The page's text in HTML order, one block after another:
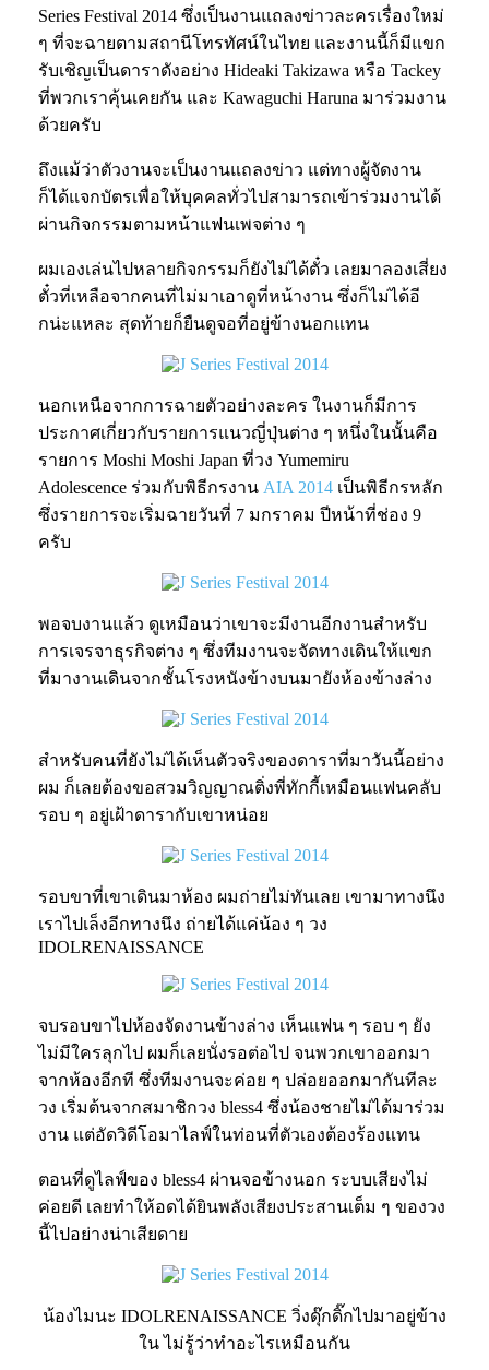
Series Festival 2014 ซึ่งเป็นงานแถลงข่าวละครเรื่องใหม่
ๆ ที่จะฉายตามสถานีโทรทัศน์ในไทย และงานนี้ก็มีแขก
รับเชิญเป็นดาราดังอย่าง Hideaki Takizawa หรือ Tackey
ที่พวกเราคุ้นเคยกัน และ Kawaguchi Haruna มาร่วมงาน
ด้วยครับ
ถึงแม้ว่าตัวงานจะเป็นงานแถลงข่าว แต่ทางผู้จัดงาน
ก็ได้แจกบัตรเพื่อให้บุคคลทั่วไปสามารถเข้าร่วมงานได้
ผ่านกิจกรรมตามหน้าแฟนเพจต่าง ๆ
ผมเองเล่นไปหลายกิจกรรมก็ยังไม่ได้ตั๋ว เลยมาลองเสี่ยง
ตั๋วที่เหลือจากคนที่ไม่มาเอาดูที่หน้างาน ซึ่งก็ไม่ได้อี
กน่ะแหละ สุดท้ายก็ยืนดูจอที่อยู่ข้างนอกแทน
นอกเหนือจากการฉายตัวอย่างละคร ในงานก็มีการ
ประกาศเกี่ยวกับรายการแนวญี่ปุ่นต่าง ๆ หนึ่งในนั้นคือ
รายการ Moshi Moshi Japan ที่วง Yumemiru
Adolescence ร่วมกับพิธีกรงานAIA 2014 เป็นพิธีกรหลัก
ซึ่งรายการจะเริ่มฉายวันที่ 7 มกราคม ปีหน้าที่ช่อง 9
ครับ
พอจบงานแล้ว ดูเหมือนว่าเขาจะมีงานอีกงานสำหรับ
การเจรจาธุรกิจต่าง ๆ ซึ่งทีมงานจะจัดทางเดินให้แขก
ที่มางานเดินจากชั้นโรงหนังข้างบนมายังห้องข้างล่าง
สำหรับคนที่ยังไม่ได้เห็นตัวจริงของดาราที่มาวันนี้อย่าง
ผม ก็เลยต้องขอสวมวิญญาณติ่งพี่ทักกี้เหมือนแฟนคลับ
รอบ ๆ อยู่เฝ้าดารากับเขาหน่อย
รอบขาที่เขาเดินมาห้อง ผมถ่ายไม่ทันเลย เขามาทางนึง
เราไปเล็งอีกทางนึง ถ่ายได้แค่น้อง ๆ วง
IDOLRENAISSANCE
จบรอบขาไปห้องจัดงานข้างล่าง เห็นแฟน ๆ รอบ ๆ ยัง
ไม่มีใครลุกไป ผมก็เลยนั่งรอต่อไป จนพวกเขาออกมา
จากห้องอีกที ซึ่งทีมงานจะค่อย ๆ ปล่อยออกมากันทีละ
วง เริ่มต้นจากสมาชิกวง bless4 ซึ่งน้องชายไม่ได้มาร่วม
งาน แต่อัดวิดีโอมาไลฟ์ในท่อนที่ตัวเองต้องร้องแทน
ตอนที่ดูไลฟ์ของ bless4 ผ่านจอข้างนอก ระบบเสียงไม่
ค่อยดี เลยทำให้อดได้ยินพลังเสียงประสานเต็ม ๆ ของวง
นี้ไปอย่างน่าเสียดาย
น้องไมนะ IDOLRENAISSANCE วิ่งดุ๊กดิ๊กไปมาอยู่ข้าง
ใน ไม่รู้ว่าทำอะไรเหมือนกัน